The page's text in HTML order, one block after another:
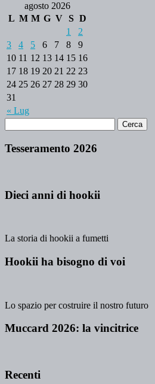
agosto 2026
L M M G V S D
« Lug
1
2
3
4 5 6 7 8
9
10 11 12 13 14 15 16
17 18 19 20 21 22 23
24 25 26 27 28 29 30
31
Tesseramento 2026
Dieci anni di hookii
La storia di hookii a fumetti
Hookii ha bisogno di voi
Lo spazio per costruire il nostro futuro
Muccard 2026: la vincitrice
Recenti